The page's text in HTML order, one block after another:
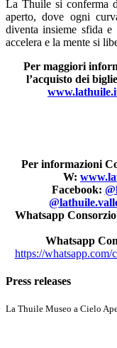
La Thuile si conferma
aperto, dove ogni
diventa insieme sfida
accelera e la mente si
Per maggiori
l’acquisto dei
Per informazioni
W:
Facebook:
Whatsapp
Whatsapp
https://
Press releases
La Thuile Museo a Cielo